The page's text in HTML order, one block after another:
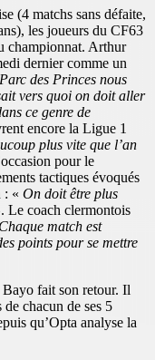
(4 matchs sans défaite,
les joueurs du CF63
championnat. Arthur
dernier comme un
des Princes nous
vers quoi on doit aller
ce genre de
encore la Ligue 1
plus vite que l’an
pour le
tactiques évoqués
: « On doit être plus
. Le coach clermontois
match est
points pour se mettre
fait son retour. Il
chacun de ses 5
qu’Opta analyse la